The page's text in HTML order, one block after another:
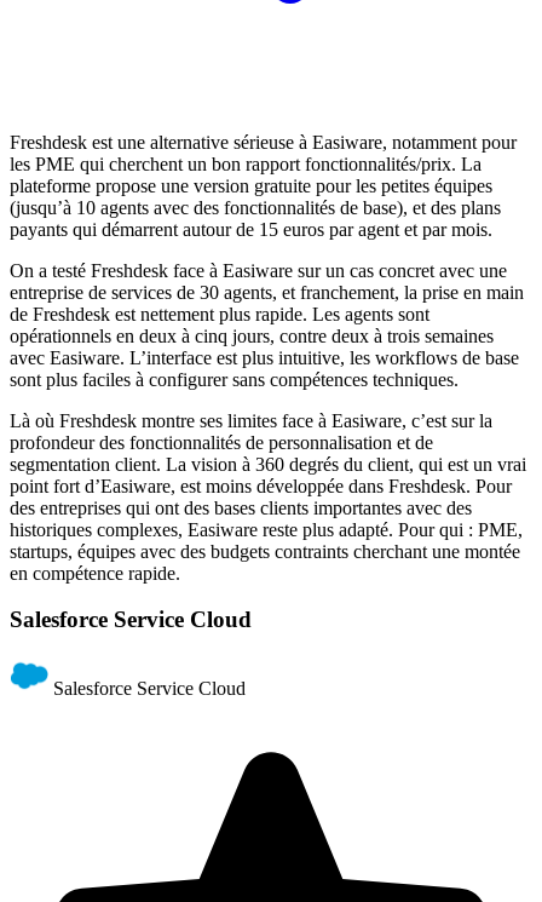
Freshdesk est une alternative sérieuse à Easiware, notamment pour
les PME qui cherchent un bon rapport fonctionnalités/prix. La
plateforme propose une version gratuite pour les petites équipes
(jusqu’à 10 agents avec des fonctionnalités de base), et des plans
payants qui démarrent autour de 15 euros par agent et par mois.
On a testé Freshdesk face à Easiware sur un cas concret avec une
entreprise de services de 30 agents, et franchement, la prise en main
de Freshdesk est nettement plus rapide. Les agents sont
opérationnels en deux à cinq jours, contre deux à trois semaines
avec Easiware. L’interface est plus intuitive, les workflows de base
sont plus faciles à configurer sans compétences techniques.
Là où Freshdesk montre ses limites face à Easiware, c’est sur la
profondeur des fonctionnalités de personnalisation et de
segmentation client. La vision à 360 degrés du client, qui est un vrai
point fort d’Easiware, est moins développée dans Freshdesk. Pour
des entreprises qui ont des bases clients importantes avec des
historiques complexes, Easiware reste plus adapté. Pour qui : PME,
startups, équipes avec des budgets contraints cherchant une montée
en compétence rapide.
Salesforce Service Cloud
Salesforce Service Cloud